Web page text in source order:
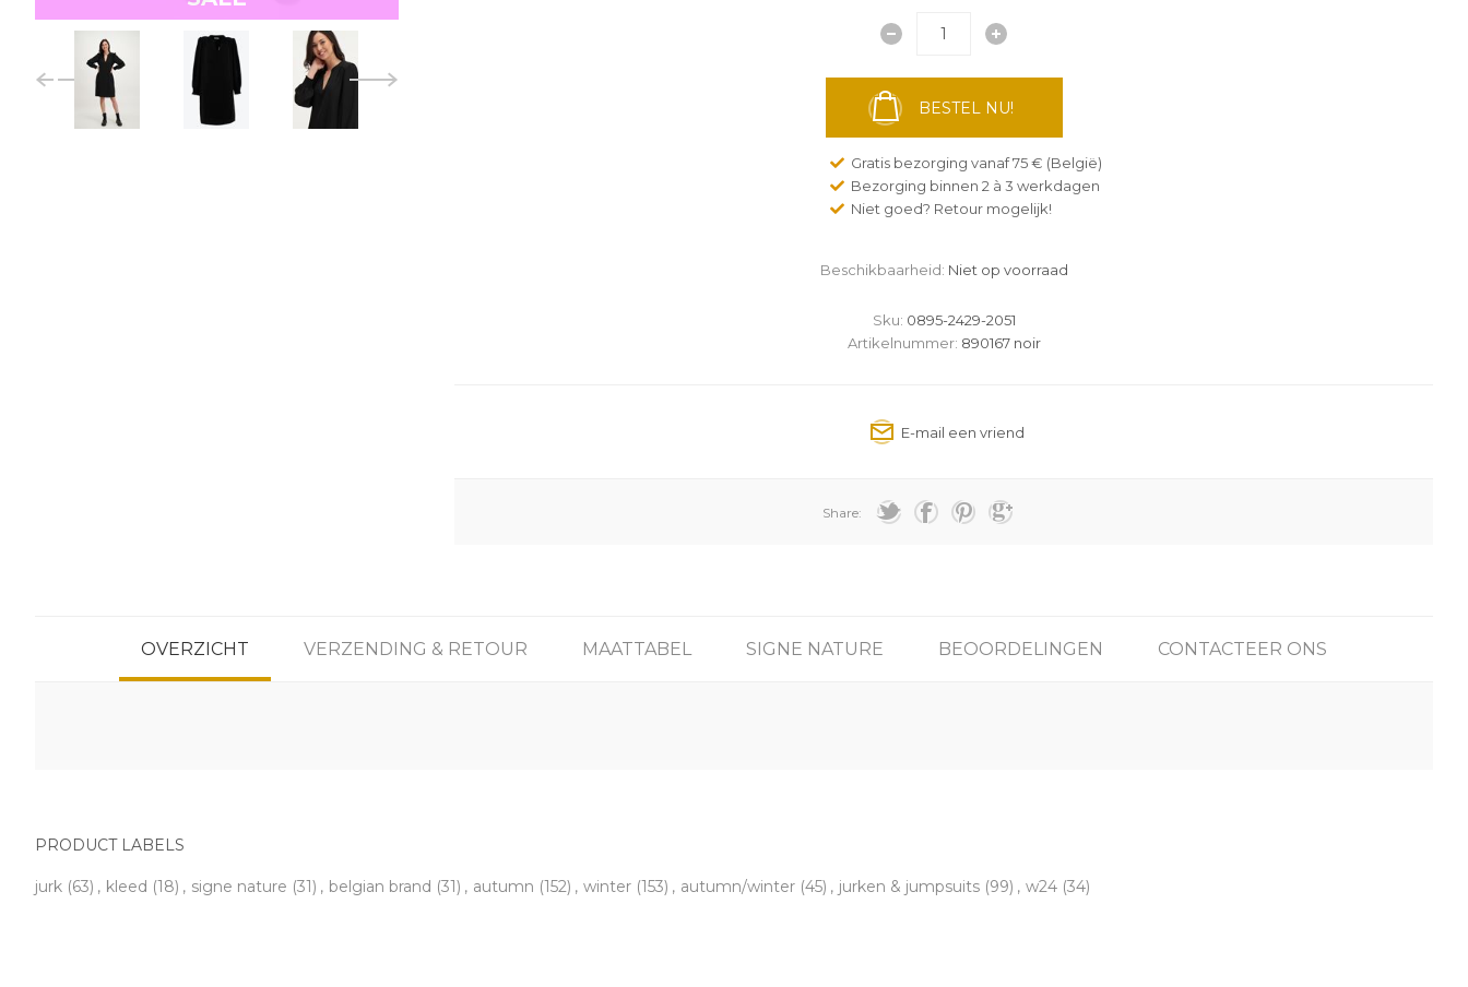
BESTEL NU!
Gratis bezorging vanaf 75 € (België)
Bezorging binnen 2 à 3 werkdagen
Niet goed? Retour mogelijk!
Beschikbaarheid: Niet op voorraad
Sku: 0895-2429-2051
Artikelnummer: 890167 noir
Share:
OVERZICHT VERZENDING & RETOUR MAATTABEL SIGNE NATURE BEOORDELINGEN CONTACTEER ONS
PRODUCT LABELS
jurk (63) , kleed (18) , signe nature (31) , belgian brand (31) , autumn (152) , winter (153) , autumn/winter (45) , jurken & jumpsuits (99) , w24 (34)